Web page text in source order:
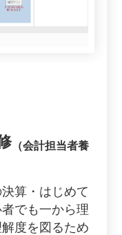
（会計担当者養
算・はじめて
でも一から理
度を図るため